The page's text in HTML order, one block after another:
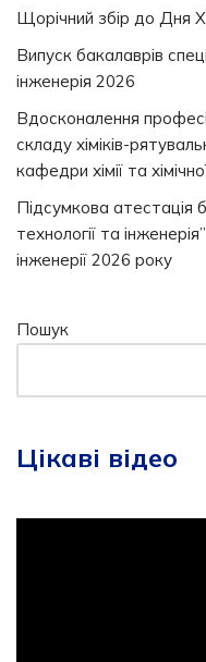
Щорічний збір до Дня
Випуск бакалаврів
інженерія 2026
Вдосконалення
складу хіміків-
кафедри хімії та
Підсумкова атестація
технології та
інженерії 2026 року
Пошук
Цікаві відео